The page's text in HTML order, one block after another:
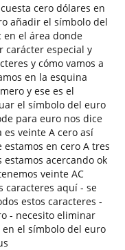
cero dólares en
añadir el símbolo del
en el área donde
carácter especial y
y cómo vamos a
en la esquina
y ese es el
el símbolo del euro
para euro nos dice
veinte A cero así
en cero A tres
acercando ok
veinte AC
caracteres aquí - se
estos caracteres -
- necesito eliminar
en el símbolo del euro